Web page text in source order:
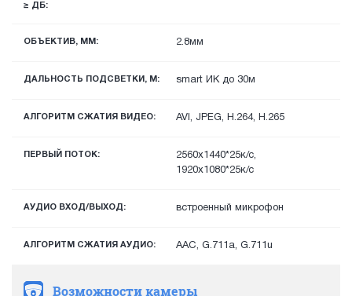
≥ ДБ:
ОБЪЕКТИВ, ММ: 2.8мм
ДАЛЬНОСТЬ ПОДСВЕТКИ, М: smart ИК до 30м
АЛГОРИТМ СЖАТИЯ ВИДЕО: AVI, JPEG, H.264, H.265
ПЕРВЫЙ ПОТОК:
2560x1440*25к/с,
1920х1080*25к/с
АУДИО ВХОД/ВЫХОД: встроенный микрофон
АЛГОРИТМ СЖАТИЯ АУДИО: AAC, G.711a, G.711u
Возможности камеры